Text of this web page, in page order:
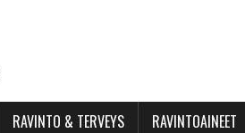
RAVINTO & TERVEYS RAVINTOAINEET